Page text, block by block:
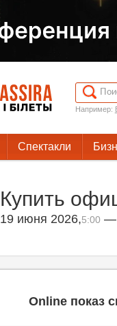
Например:
Спектакли
Купить
19 июня 2026,5:00 —
Online показ